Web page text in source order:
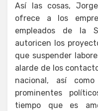
Así las cosas,
ofrece a los
empleados de la
autoricen los
que suspender
alarde de los
nacional, así
prominentes
tiempo que es